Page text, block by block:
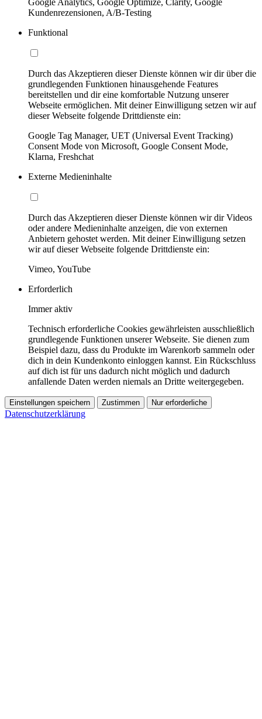
Google Analytics, Google Optimize, Clarity, Google
Kundenrezensionen, A/B-Testing
Funktional
Durch das Akzeptieren dieser Dienste können wir dir über die
grundlegenden Funktionen hinausgehende Features
bereitstellen und dir eine komfortable Nutzung unserer
Webseite ermöglichen. Mit deiner Einwilligung setzen wir auf
dieser Webseite folgende Drittdienste ein:
Google Tag Manager, UET (Universal Event Tracking)
Consent Mode von Microsoft, Google Consent Mode,
Klarna, Freshchat
Externe Medieninhalte
Durch das Akzeptieren dieser Dienste können wir dir Videos
oder andere Medieninhalte anzeigen, die von externen
Anbietern gehostet werden. Mit deiner Einwilligung setzen
wir auf dieser Webseite folgende Drittdienste ein:
Vimeo, YouTube
Erforderlich
Immer aktiv
Technisch erforderliche Cookies gewährleisten ausschließlich
grundlegende Funktionen unserer Webseite. Sie dienen zum
Beispiel dazu, dass du Produkte im Warenkorb sammeln oder
dich in dein Kundenkonto einloggen kannst. Ein Rückschluss
auf dich ist für uns dadurch nicht möglich und dadurch
anfallende Daten werden niemals an Dritte weitergegeben.
Einstellungen speichern Zustimmen Nur erforderliche
Datenschutzerklärung